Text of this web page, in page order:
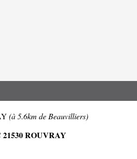
(à 5.6km de Beauvilliers)
ROUVRAY